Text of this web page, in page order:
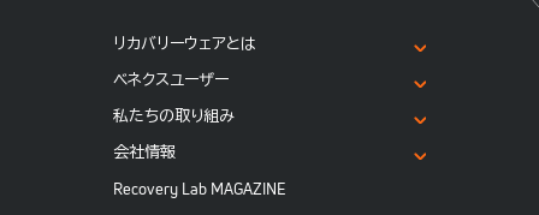
リカバリーウェアとは
ベネクスユーザー
私たちの取り組み
会社情報
Recovery Lab MAGAZINE